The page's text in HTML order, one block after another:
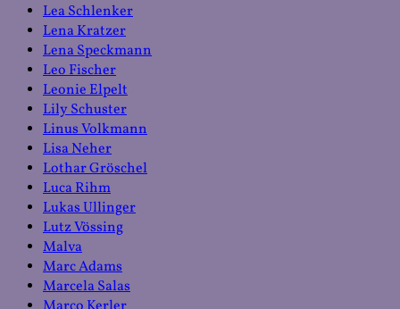
Lea Schlenker
Lena Kratzer
Lena Speckmann
Leo Fischer
Leonie Elpelt
Lily Schuster
Linus Volkmann
Lisa Neher
Lothar Gröschel
Luca Rihm
Lukas Ullinger
Lutz Vössing
Malva
Marc Adams
Marcela Salas